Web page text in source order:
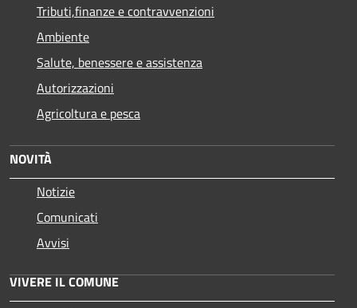
Tributi,finanze e contravvenzioni
Ambiente
Salute, benessere e assistenza
Autorizzazioni
Agricoltura e pesca
NOVITÀ
Notizie
Comunicati
Avvisi
VIVERE IL COMUNE